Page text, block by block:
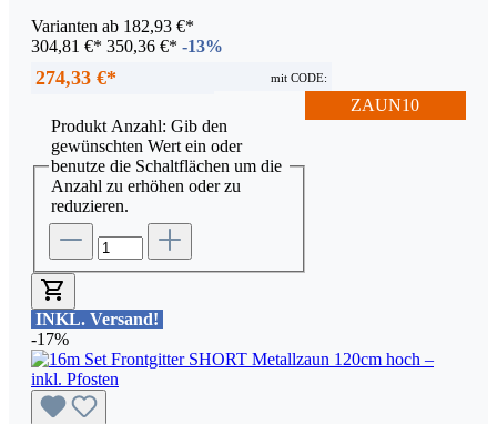
Varianten ab 182,93 €*
304,81 €* 350,36 €* -13%
274,33 €* mit CODE:
ZAUN10
Produkt Anzahl: Gib den
gewünschten Wert ein oder
benutze die Schaltflächen um die
Anzahl zu erhöhen oder zu
reduzieren.
INKL. Versand!
-17%